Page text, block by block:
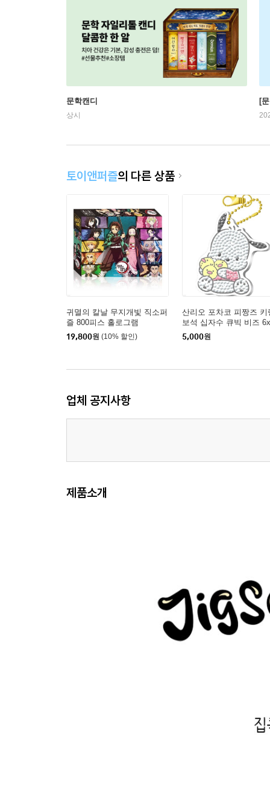
문학캔디
상시
[
토이앤퍼즐의 다른 상품
귀멸의 칼날 무지개빛 직소퍼
즐 800피스 홀로그램
19,800원 (10% 할인)
산리오 포차코 피짱즈 키
보석 십자수 큐빅 비즈
5,000원
업체 공지사항
제품소개